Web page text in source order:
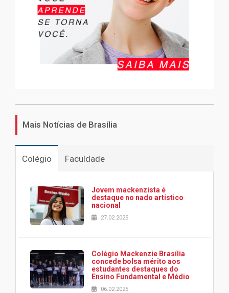
Mais Notícias de Brasília
Colégio Faculdade
Jovem mackenzista é
destaque no nado artístico
nacional
27.02.2025
Colégio Mackenzie Brasília
concede bolsa mérito aos
estudantes destaques do
Ensino Fundamental e Médio
06.02.2025